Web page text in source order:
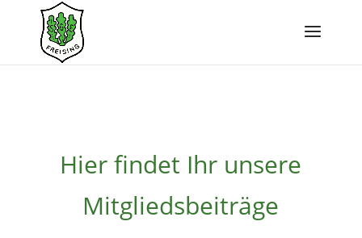
Hier findet Ihr unsere
Mitgliedsbeiträge